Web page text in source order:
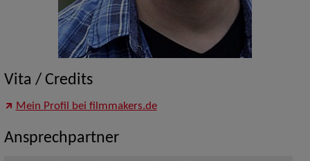
Vita / Credits
Mein Profil bei filmmakers.de
Ansprechpartner